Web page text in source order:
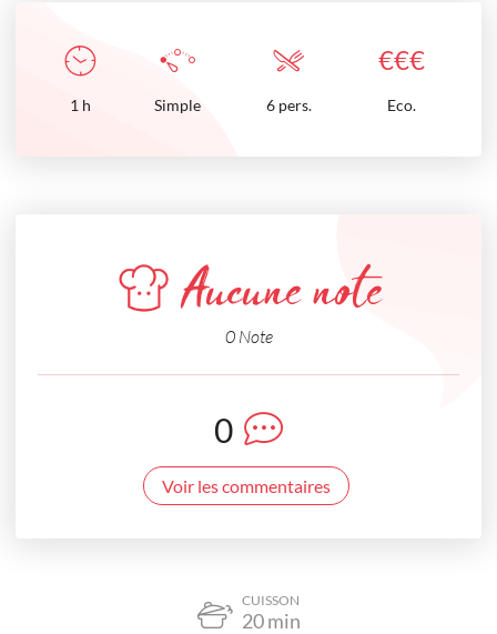
€€€
1 h Simple 6 pers. Eco.
Aucune note
0 Note
0
Voir les commentaires
CUISSON
20min